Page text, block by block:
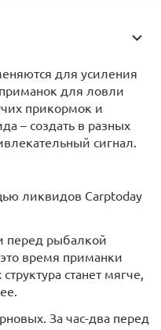
для усиления
для ловли
прикормок и
– создать в разных
сигнал.
ликвидов Carptoday
перед рыбалкой
время приманки
станет мягче,
За час-два перед